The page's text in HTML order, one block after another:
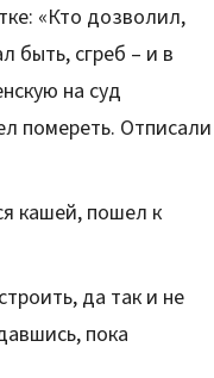
«Кто дозволил,
быть, сгреб – и в
на суд
помереть. Отписали
кашей, пошел к
да так и не
пока